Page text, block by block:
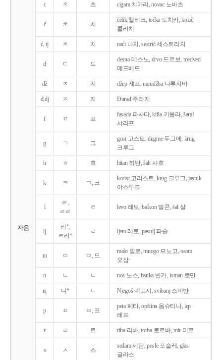
자음
c ㅊ 츠 cigara 치가라, novac 노바츠
č ㅊ 치
čelik 첼리크, točka 토치카, kolač
콜라치
ć, tj ㅊ 치 naći 나치, sestrić 세스트리치
d ㄷ 드
desno 데스노, drvo 드르보, medved
메드베드
dž ㅈ 지 džep 제프, narudžba 나루지바
đ,dj ㅈ 지 Ðurađ 주라지
f ㅍ 프
fasada 파사다, kifla 키플라, šaraf
샤라프
g ㄱ 그
gost 고스트, dugme 두그메, krug
크루그
h ㅎ 흐 hitan 히탄, šah 샤흐
k ㅋ ㄱ, 크
korist 코리스트, krug 크루그, jastuk
야스투크
l
ㄹ,
ㄹㄹ
ㄹ levo 레보, balkon 발콘, šal 샬
lj
리*,
ㄹ리*
ㄹ ljeto 레토, pasulj 파술
m ㅁ ㅁ, 므
malo 말로, mnogo 므노고, osam
오삼
n ㄴ ㄴ nos 노스, banka 반카, loman 로만
nj 니* ㄴ Njegoš 녜고시, svibanj 스비반
p ㅍ ㅂ, 프
peta 페타, opština 옵슈티나, lep
레프
r ㄹ 르 riba 리바, torba 토르바, mir 미르
s ㅅ 스
sedam 세담, posle 포슬레, glas
글라스